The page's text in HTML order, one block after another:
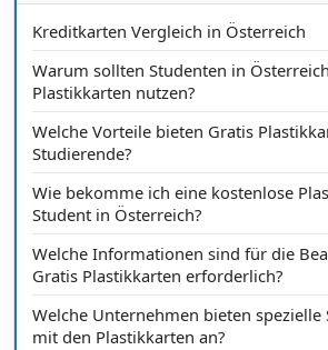
Kreditkarten Vergleich in Österreich
Warum sollten Studenten in
Plastikkarten nutzen?
Welche Vorteile bieten Gratis
Studierende?
Wie bekomme ich eine kostenlose
Student in Österreich?
Welche Informationen sind für die
Gratis Plastikkarten erforderlich?
Welche Unternehmen bieten
mit den Plastikkarten an?